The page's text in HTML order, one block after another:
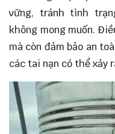
vững, tránh tình
không mong muốn.
mà còn đảm bảo an
các tai nạn có thể xảy